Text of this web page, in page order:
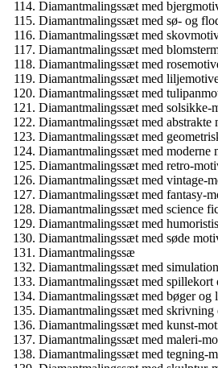
Diamantmalingssæt med
Diamantmalingssæt med sø- og
Diamantmalingssæt med
Diamantmalingssæt med
Diamantmalingssæt med
Diamantmalingssæt med
Diamantmalingssæt med
Diamantmalingssæt med solsikke-
Diamantmalingssæt med abstrakte
Diamantmalingssæt med
Diamantmalingssæt med moderne
Diamantmalingssæt med retro-
Diamantmalingssæt med vintage-
Diamantmalingssæt med fantasy-
Diamantmalingssæt med science
Diamantmalingssæt med
Diamantmalingssæt med søde
Diamantmalingssæ
Diamantmalingssæt med
Diamantmalingssæt med spillekort
Diamantmalingssæt med bøger og
Diamantmalingssæt med skrivning
Diamantmalingssæt med kunst-
Diamantmalingssæt med maleri-
Diamantmalingssæt med tegning-